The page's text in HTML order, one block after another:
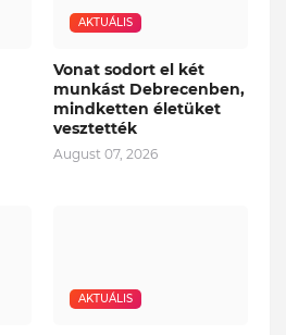
AKTUÁLIS
Vonat sodort el két
munkást Debrecenben,
mindketten életüket
vesztették
August 07, 2026
AKTUÁLIS